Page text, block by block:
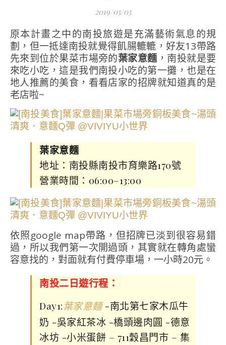
2019/05/05
原本計畫之中的南投旅遊是充滿藝術氣息的規
劃，但一抵達南投就覺得飢腸轆轆，好友13帶路
先來到位於果菜市場旁的葉家意麵，南投就是要
來吃小吃，這是我們南投小吃的第一攤，也是在
地人推薦的美食，看看店家的招牌就知道真的是
老店啦~
葉家意麵
地址：南投縣南投市育樂路170號
營業時間：06:00–13:00
依照google map帶路，但招牌已淡到很容易錯
過，所以我們第一次開過頭，其實就在轉角處蠻
容意找的，對面就有付費停車場，一小時20元。
南投二日遊行程：
Day1:葉家意麵-南北第七家木瓜牛
奶 -吳家紅茶冰 -橋頭邊肉圓 -德意
冰坊 -小米蛋餅 – 711穀昌門市 – 集